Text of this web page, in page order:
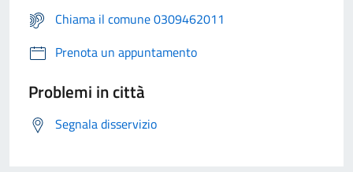
Chiama il comune 0309462011
Prenota un appuntamento
Problemi in città
Segnala disservizio